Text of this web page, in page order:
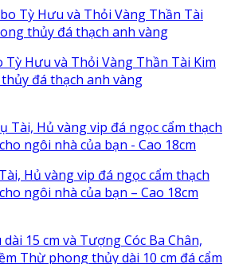
Tỳ Hưu và Thỏi Vàng Thần Tài Kim
đá thạch anh vàng
Hủ vàng vip đá ngọc cẩm thạch
ngôi nhà của bạn – Cao 18cm